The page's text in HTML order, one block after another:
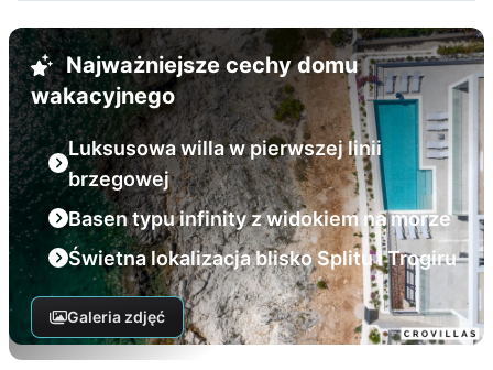
Najważniejsze cechy domu
wakacyjnego
Luksusowa willa w pierwszej linii
brzegowej
Basen typu infinity z widokiem na morze
Świetna lokalizacja blisko Splitu i Trogiru
Galeria zdjęć